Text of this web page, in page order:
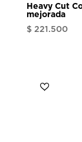
Heavy Cut
mejorada
$ 221.500